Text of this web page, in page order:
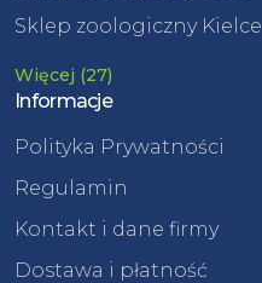
Sklep zoologiczny Kielce
Więcej (27)
Informacje
Polityka Prywatności
Regulamin
Kontakt i dane firmy
Dostawa i płatność